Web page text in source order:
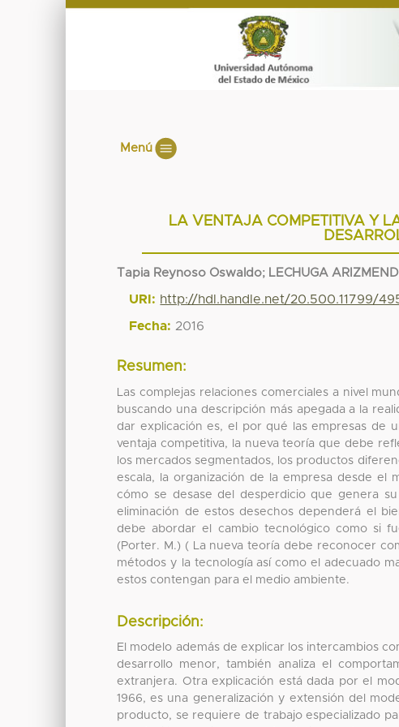
Menú
LA VENTAJA COMPETITIVA Y
Tapia Reynoso Oswaldo; LECHUGA
URI: http://hdl.handle.net/20.500.11799/
Fecha: 2016
Resumen:
Las complejas relaciones comerciales a nivel
buscando una descripción más apegada a la
dar explicación es, el por qué las empresas de
ventaja competitiva, la nueva teoría que debe
los mercados segmentados, los productos
escala, la organización de la empresa desde el
cómo se desase del desperdicio que genera
eliminación de estos desechos dependerá el
debe abordar el cambio tecnológico como si
(Porter. M.) ( La nueva teoría debe reconocer
métodos y la tecnología así como el adecuado
estos contengan para el medio ambiente.
Descripción:
El modelo además de explicar los intercambios
desarrollo menor, también analiza el
extranjera. Otra explicación está dada por el
1966, es una generalización y extensión del
producto, se requiere de trabajo especializado